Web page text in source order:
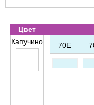
Цвет
Капучино
70E